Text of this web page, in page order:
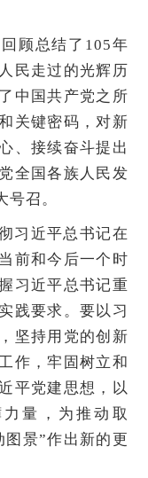
顾总结了105年
民走过的光辉历
中国共产党之所
关键密码，对新
、接续奋斗提出
全国各族人民发
召。
习近平总书记在
前和今后一个时
习近平总书记重
践要求。要以习
坚持用党的创新
作，牢固树立和
平党建思想，以
量，为推动取
图景”作出新的更